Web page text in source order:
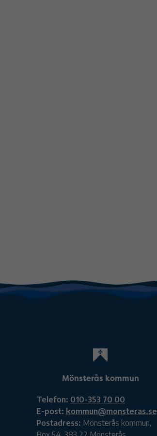
Mönsterås kommun
Telefon: 010-353 70 00
E-post: kommun@monsteras.se
Postadress: Mönsterås kommun,